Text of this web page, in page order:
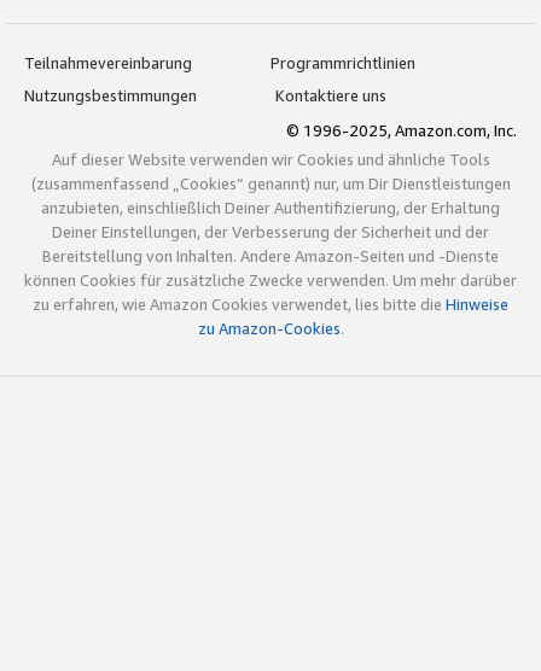
Teilnahmevereinbarung
Programmrichtlinien
Nutzungsbestimmungen
Kontaktiere uns
© 1996-2025, Amazon.com, Inc.
Auf dieser Website verwenden wir Cookies und ähnliche Tools
(zusammenfassend „Cookies“ genannt) nur, um Dir Dienstleistungen
anzubieten, einschließlich Deiner Authentifizierung, der Erhaltung
Deiner Einstellungen, der Verbesserung der Sicherheit und der
Bereitstellung von Inhalten. Andere Amazon-Seiten und -Dienste
können Cookies für zusätzliche Zwecke verwenden. Um mehr darüber
zu erfahren, wie Amazon Cookies verwendet, lies bitte die Hinweise
zu Amazon-Cookies.